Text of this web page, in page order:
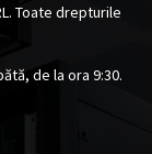
Toate drepturile
de la ora 9:30.